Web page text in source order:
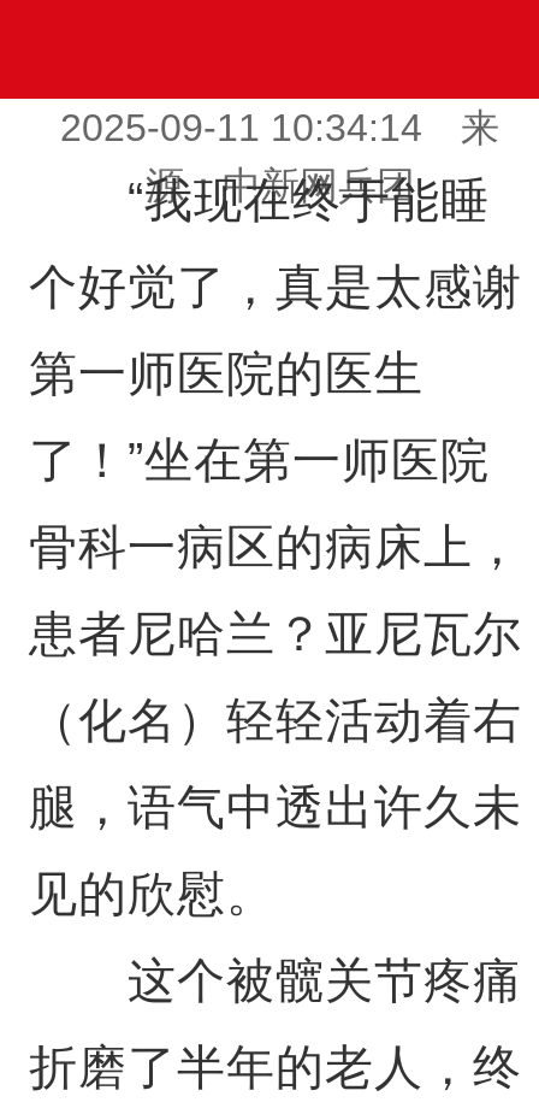
2025-09-11 10:34:14 来
源：中新网兵团
“我现在终于能睡
个好觉了，真是太感谢
第一师医院的医生
了！”坐在第一师医院
骨科一病区的病床上，
患者尼哈兰？亚尼瓦尔
（化名）轻轻活动着右
腿，语气中透出许久未
见的欣慰。
这个被髋关节疼痛
折磨了半年的老人，终